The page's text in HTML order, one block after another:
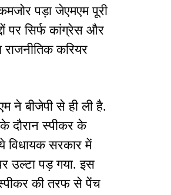
पड़ा जेएमएम पूरी
पर सिर्फ कांग्रेस और
करियर
ने बीजेपी से ही ली है.
दौरान स्पीकर के
विधायक सरकार में
उल्टा पड़ गया. इस
स्पीकर की तरफ से पेंच